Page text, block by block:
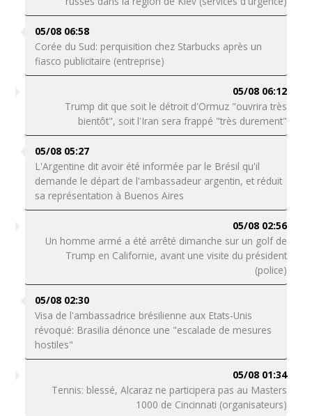
05/08 06:58
Corée du Sud: perquisition chez Starbucks après un
fiasco publicitaire (entreprise)
05/08 06:12
Trump dit que soit le détroit d'Ormuz "ouvrira très
bientôt", soit l'Iran sera frappé "très durement"
05/08 05:27
L'Argentine dit avoir été informée par le Brésil qu'il
demande le départ de l'ambassadeur argentin, et réduit
sa représentation à Buenos Aires
05/08 02:56
Un homme armé a été arrêté dimanche sur un golf de
Trump en Californie, avant une visite du président
(police)
05/08 02:30
Visa de l'ambassadrice brésilienne aux Etats-Unis
révoqué: Brasilia dénonce une "escalade de mesures
hostiles"
05/08 01:34
Tennis: blessé, Alcaraz ne participera pas au Masters
1000 de Cincinnati (organisateurs)